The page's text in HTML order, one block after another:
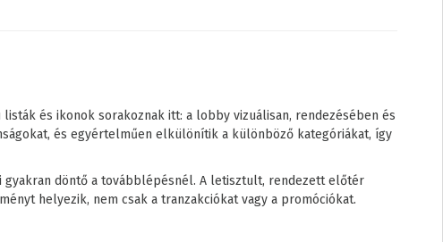
és ikonok sorakoznak itt: a lobby vizuálisan, rendezésében és
és egyértelműen elkülönítik a különböző kategóriákat, így
gyakran döntő a továbblépésnél. A letisztult, rendezett előtér
helyezik, nem csak a tranzakciókat vagy a promóciókat.